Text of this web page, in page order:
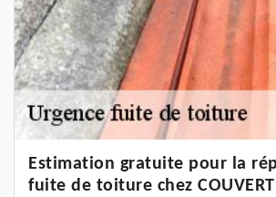
Estimation gratuite pour la
fuite de toiture chez